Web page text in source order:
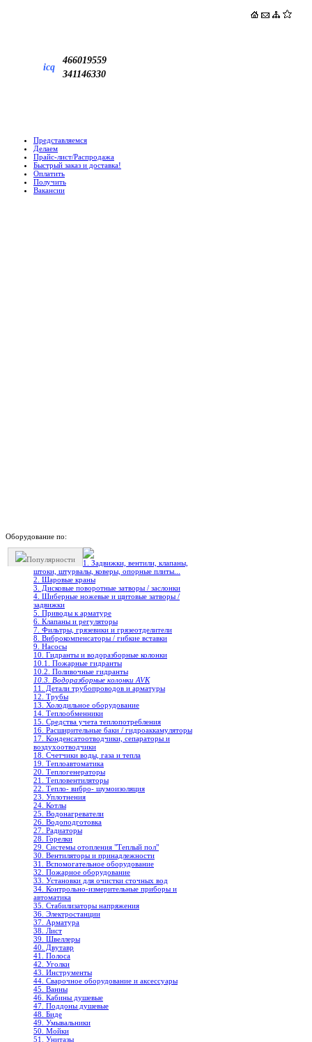
icq
466019559
341146330
Представляемся
Делаем
Прайс-лист/Распродажа
Быстрый заказ и доставка!
Оплатить
Получить
Вакансии
Оборудование по:
Популярности
1. Задвижки, вентили, клапаны,
штоки, штурвалы, коверы, опорные плиты...
2. Шаровые краны
3. Дисковые поворотные затворы / заслонки
4. Шиберные ножевые и щитовые затворы /
задвижки
5. Приводы к арматуре
6. Клапаны и регуляторы
7. Фильтры, грязевики и грязеотделители
8. Виброкомпенсаторы / гибкие вставки
9. Насосы
10. Гидранты и водоразборные колонки
10.1. Пожарные гидранты
10.2. Поливочные гидранты
10.3. Водоразборные колонки AVK
11. Детали трубопроводов и арматуры
12. Трубы
13. Холодильное oборудование
14. Теплообменники
15. Средства учета теплопотребления
16. Расширительные баки / гидроаккамуляторы
17. Конденсатоотводчики, сепараторы и
воздухоотводчики
18. Счетчики воды, газа и тепла
19. Теплоавтоматика
20. Теплогенераторы
21. Тепловентиляторы
22. Тепло- вибро- шумоизоляция
23. Уплотнения
24. Котлы
25. Водонагреватели
26. Водоподготовка
27. Радиаторы
28. Горелки
29. Системы отопления "Теплый пол"
30. Вентиляторы и принадлежности
31. Вспомогательное оборудование
32. Пожарное оборудование
33. Установки для очистки сточных вод
34. Контрольно-измерительные приборы и
автоматика
35. Стабилизаторы напряжения
36. Электростанции
37. Арматура
38. Лист
39. Швеллеры
40. Двутавр
41. Полоса
42. Уголки
43. Инструменты
44. Сварочное оборудование и аксессуары
45. Ванны
46. Кабины душевые
47. Поддоны душевые
48. Биде
49. Умывальники
50. Мойки
51. Унитазы